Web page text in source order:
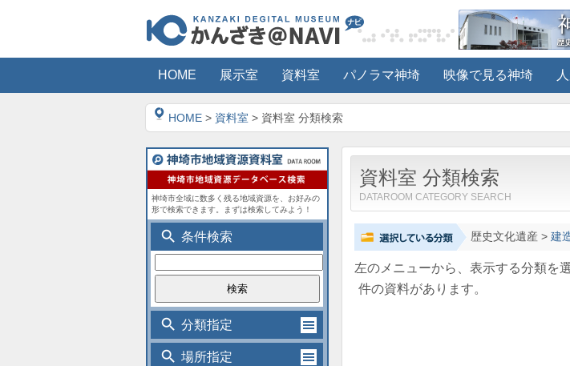
HOME 展示室 資料室 パノラマ神埼 映像で見る神埼
HOME > 資料室 > 資料室 分類検索
資料室 分類検索
DATAROOM CATEGORY SEARCH
歴史文化遺産> 建
左のメニューから、表示する分類を
件の資料があります。
神埼市全域に数多く残る地域資源を、お好みの
形で検索できます。まずは検索してみよう！
search 条件検索
search 分類指定
search 場所指定